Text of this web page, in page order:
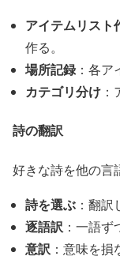
アイテムリスト
作る。
場所記録 ：各
カテゴリ分け
詩の翻訳
好きな詩を他の言
詩を選ぶ ：翻訳
逐語訳 ：一語ず
意訳 ：意味を損